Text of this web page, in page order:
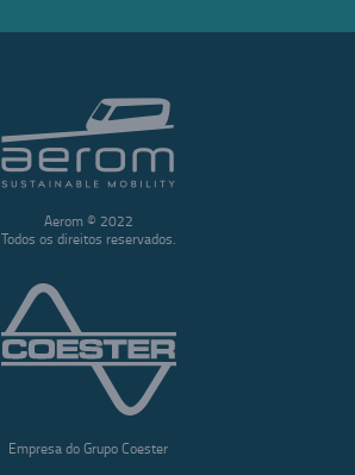
Aerom © 2022
Todos os direitos reservados.
Empresa do Grupo Coester